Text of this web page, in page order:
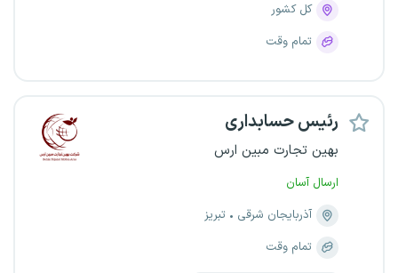
کل کشور
تمام وقت
رئیس حسابداری
بهین تجارت مبین ارس
ارسال آسان
آذربایجان شرقی
تبریز
تمام وقت